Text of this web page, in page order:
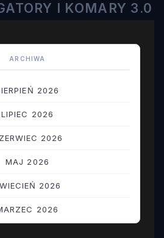
I KOMARY 3.0
ARCHIWA
2026
LIPIEC 2026
2026
MAJ 2026
2026
2026